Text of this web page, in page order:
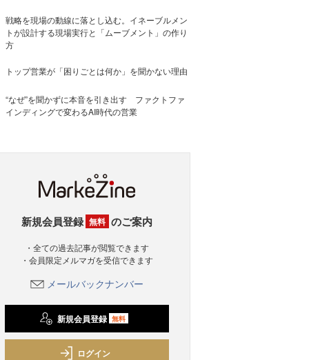
戦略を現場の動線に落とし込む。イネーブルメン
トが設計する現場実行と「ムーブメント」の作り
方
トップ営業が「困りごとは何か」を聞かない理由
“なぜ”を聞かずに本音を引き出す ファクトファ
インディングで変わるAI時代の営業
新規会員登録 無料 のご案内
・全ての過去記事が閲覧できます
・会員限定メルマガを受信できます
メールバックナンバー
新規会員登録 無料
ログイン